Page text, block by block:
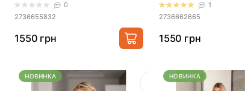
спортивный ве..
0
2736655832
1550 грн
1
2736662665
1550 грн
НОВИНКА НОВИНКА